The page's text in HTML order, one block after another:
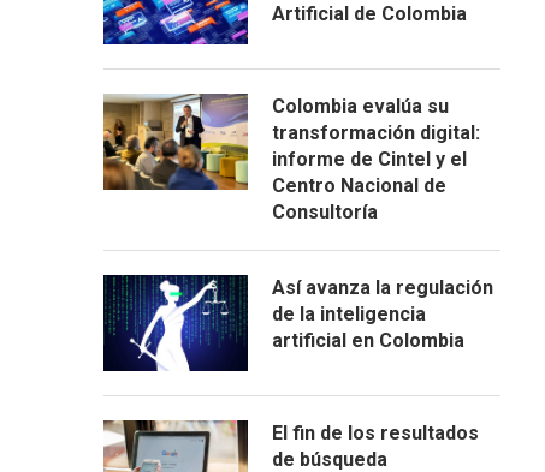
Artificial de Colombia
Colombia evalúa su
transformación digital:
informe de Cintel y el
Centro Nacional de
Consultoría
Así avanza la regulación
de la inteligencia
artificial en Colombia
El fin de los resultados
de búsqueda